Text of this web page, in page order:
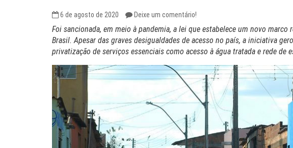
6 de agosto de 2020 Deixe um comentário!
Foi sancionada, em meio à pandemia, a lei que estabelece um novo
Brasil. Apesar das graves desigualdades de acesso no país, a iniciativa
privatização de serviços essenciais como acesso à água tratada e rede de